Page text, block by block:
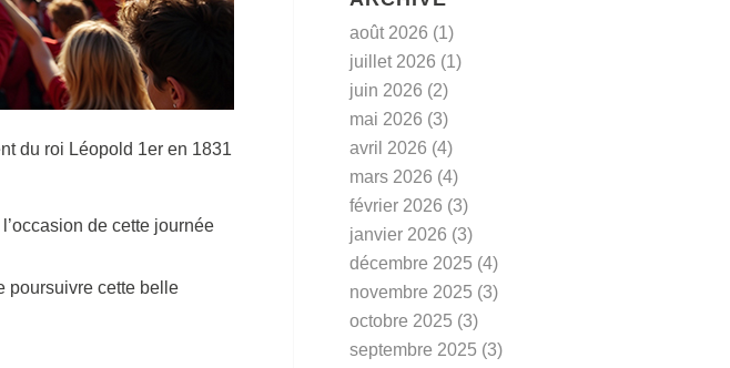
du roi Léopold 1er en 1831
de cette journée
poursuivre cette belle
août 2026 (1)
juillet 2026 (1)
juin 2026 (2)
mai 2026 (3)
avril 2026 (4)
mars 2026 (4)
février 2026 (3)
janvier 2026 (3)
décembre 2025 (4)
novembre 2025 (3)
octobre 2025 (3)
septembre 2025 (3)